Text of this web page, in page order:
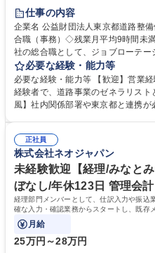
研修あり
退職金あり
駅近5分以内
資格取得手当あり
仕事の内容
企業名 公益財団法人東京都道路整備保全公社 求人名 【都
合職（事務）◇残業月平均9時間未満／有給
社の総合職として、ジョブローテ
等のフロント部門の部署等幅広い部
制度やキャリア支援が充実しております！
管理部門：広報、人事、経理など
門：駐車場の新規開拓、管理運営
道路施設や道路工事現場の見学ツ
へ配属。※業務内容変更の範囲：会社の定める業務
ープ】総合職（事務）◇残業月平均
必要な経験・能力等
必要な経験・能力等 【歓迎】営業
経験者で、道路事業のゼネラリス
風】社内関係部署や東京都と連携
部門など多岐に渡る業務を経験でき
事業の他、新宿駅西口広場内に設置
イン」の管理運営を行うなど、事業
います。 学歴・資格 学歴：大学院 大学 高専 短大 専修学校 高校 語学力：
資格：
正社員
株式会社ネオジャパン
未経験歓迎【経理/みなと
ぼなし/年休123日 管理会計
経理部門メンバーとして、仕訳入力や振込
確な入力・確認業務からスタートし、既存
理知識を身につけていただきます。
月給
25万円～28万円